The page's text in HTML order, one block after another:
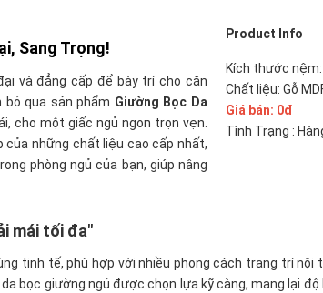
Sang Trọng!
và đẳng cấp để bày trí cho căn
bỏ qua sản phẩm Giường Bọc Da
cho một giấc ngủ ngon trọn vẹn.
những chất liệu cao cấp nhất,
phòng ngủ của bạn, giúp nâng
Product Info
Kích thước
Chất liệu: Gỗ
Giá bán: 0đ
Tình Trạng :
mái tối đa"
tinh tế, phù hợp với nhiều phong cách trang trí
bọc giường ngủ được chọn lựa kỹ càng, mang lại